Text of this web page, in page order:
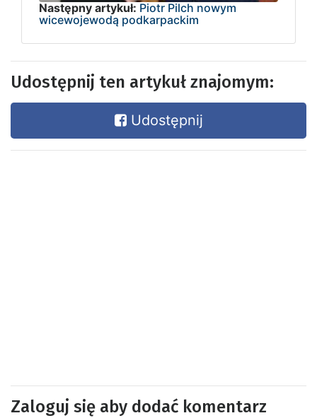
Następny artykuł: Piotr Pilch nowym
wicewojewodą podkarpackim
Udostępnij ten artykuł znajomym:
Udostępnij
Zaloguj się aby dodać komentarz